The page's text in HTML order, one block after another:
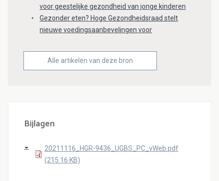
voor geestelijke gezondheid van jonge kinderen
Gezonder eten? Hoge Gezondheidsraad stelt
nieuwe voedingsaanbevelingen voor
Alle artikelen van deze bron
Bijlagen
20211116_HGR-9436_UGBS_PC_vWeb.pdf
(215.16 KB)